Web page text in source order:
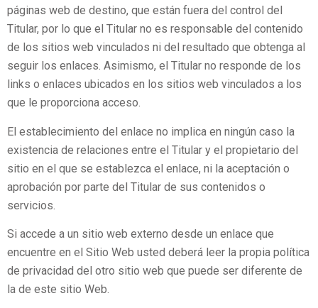
páginas web de destino, que están fuera del control del
Titular, por lo que el Titular no es responsable del contenido
de los sitios web vinculados ni del resultado que obtenga al
seguir los enlaces. Asimismo, el Titular no responde de los
links o enlaces ubicados en los sitios web vinculados a los
que le proporciona acceso.
El establecimiento del enlace no implica en ningún caso la
existencia de relaciones entre el Titular y el propietario del
sitio en el que se establezca el enlace, ni la aceptación o
aprobación por parte del Titular de sus contenidos o
servicios.
Si accede a un sitio web externo desde un enlace que
encuentre en el Sitio Web usted deberá leer la propia política
de privacidad del otro sitio web que puede ser diferente de
la de este sitio Web.